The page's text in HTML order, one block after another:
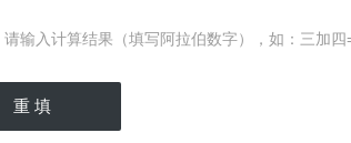
请输入计算结果（填写阿拉伯数字），如：三加四